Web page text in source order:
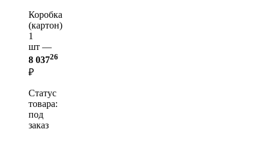
Коробка
(картон)
1
шт —
8 03726
₽
Статус
товара:
под
заказ